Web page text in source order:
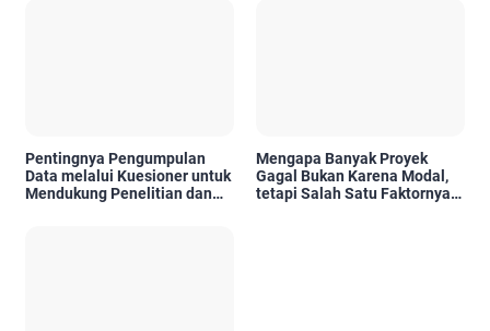
Pentingnya Pengumpulan
Data melalui Kuesioner untuk
Mendukung Penelitian dan
Mengapa Banyak Proyek
Gagal Bukan Karena Modal,
tetapi Salah Satu Faktornya